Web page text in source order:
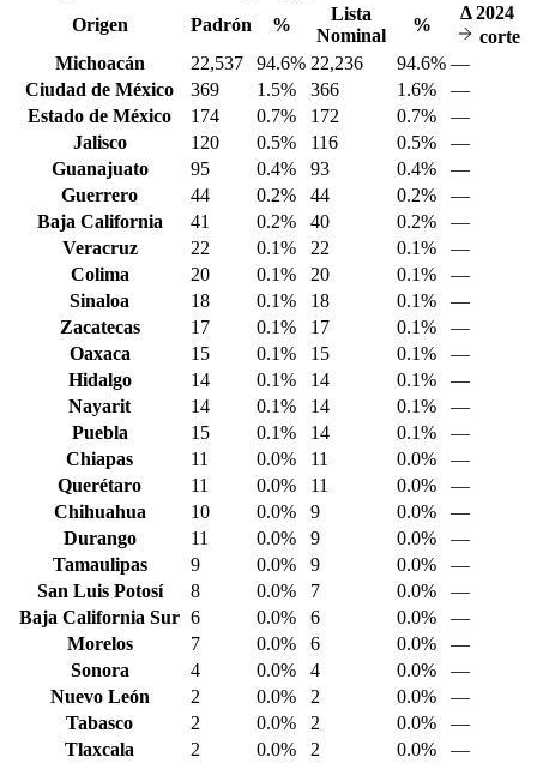
Origen
Padrón %
Lista
Nominal
%
Δ2024
corte
Michoacán
22,537 94.6% 22,236 94.6% —
Ciudad de México
369 1.5% 366 1.6%
—
Estado de México
174 0.7% 172 0.7%
—
Jalisco
120 0.5% 116 0.5%
—
Guanajuato
95 0.4% 93 0.4%
—
Guerrero
44 0.2% 44 0.2%
—
Baja California
41 0.2% 40 0.2%
—
Veracruz
22 0.1% 22 0.1%
—
Colima
20 0.1% 20 0.1%
—
Sinaloa
18 0.1% 18 0.1%
—
Zacatecas
17 0.1% 17 0.1%
—
Oaxaca
15 0.1% 15 0.1%
—
Hidalgo
14 0.1% 14 0.1%
—
Nayarit
14 0.1% 14 0.1%
—
Puebla
15 0.1% 14 0.1%
—
Chiapas
11 0.0% 11 0.0%
—
Querétaro
11 0.0% 11 0.0%
—
Chihuahua
10 0.0% 9 0.0%
—
Durango
11 0.0% 9 0.0%
—
Tamaulipas
9 0.0% 9 0.0%
—
San Luis Potosí
8 0.0% 7 0.0%
—
Baja California Sur 6 0.0% 6 0.0%
—
Morelos
7 0.0% 6 0.0%
—
Sonora
4 0.0% 4 0.0%
—
Nuevo León
2 0.0% 2 0.0%
—
Tabasco
2 0.0% 2 0.0%
—
Tlaxcala
2 0.0% 2 0.0% —